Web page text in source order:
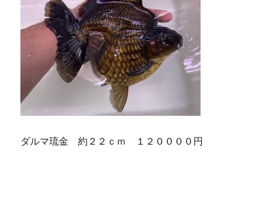
ダルマ琉金 約２２ｃｍ １２００００円